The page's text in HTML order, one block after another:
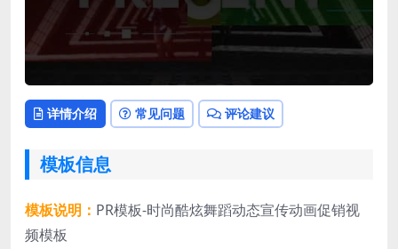
详情介绍 常见问题 评论建议
模板信息
模板说明： PR模板-时尚酷炫舞蹈动态宣传动画促销视
频模板